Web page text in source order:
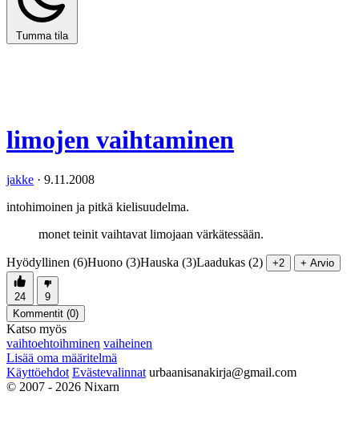
Tumma tila
limojen vaihtaminen
jakke · 9.11.2008
intohimoinen ja pitkä kielisuudelma.
monet teinit vaihtavat limojaan värkätessään.
Hyödyllinen (6)Huono (3)Hauska (3)Laadukas (2) +2 + Arvio
24
9
Kommentit (0)
Katso myös
vaihtoehtoihminen vaiheinen
Lisää oma määritelmä
Käyttöehdot Evästevalinnat urbaanisanakirja@gmail.com
© 2007 - 2026 Nixarn